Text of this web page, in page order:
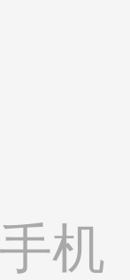
机